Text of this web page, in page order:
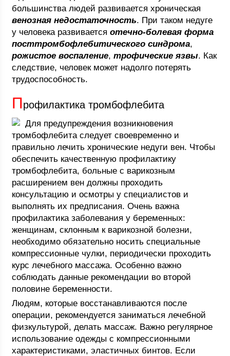
большинства людей развивается хроническая
венозная недостаточность. При таком недуге
у человека развиваетсяотечно-болевая форма
посттромбофлебитического синдрома,
рожистое воспаление,трофические язвы. Как
следствие, человек может надолго потерять
трудоспособность.
Профилактика тромбофлебита
Для предупреждения возникновения
тромбофлебита следует своевременно и
правильно лечить хронические недуги вен. Чтобы
обеспечить качественную профилактику
тромбофлебита, больные с варикозным
расширением вен должны проходить
консультацию и осмотры у специалистов и
выполнять их предписания. Очень важна
профилактика заболевания у беременных:
женщинам, склонным к варикозной болезни,
необходимо обязательно носить специальные
компрессионные чулки, периодически проходить
курс лечебного массажа. Особенно важно
соблюдать данные рекомендации во второй
половине беременности.
Людям, которые восстанавливаются после
операции, рекомендуется заниматься лечебной
физкультурой, делать массаж. Важно регулярное
использование одежды с компрессионными
характеристиками, эластичных бинтов. Если